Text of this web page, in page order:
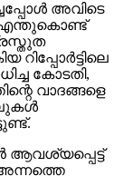
അവിടെ
എന്തുകൊണ്ട്
കോടതി,
വാദങ്ങളെ
ആവശ്യപ്പെട്ട്
അന്നത്തെ